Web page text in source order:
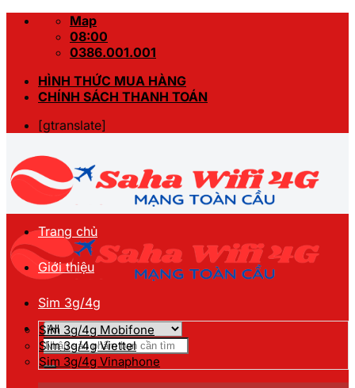
Skip
Map
08:00
0386.001.001
HÌNH THỨC MUA HÀNG
CHÍNH SÁCH THANH TOÁN
[gtranslate]
Tìm
kiếm:
Trang chủ
Giới thiệu
Sim 3g/4g
Sim 3g/4g Mobifone
Sim 3g/4g Viettel
Sim 3g/4g Vinaphone